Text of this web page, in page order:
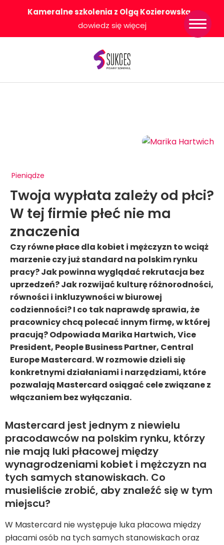
Kameralne szkolenia z Olgą Kozierowską-
dowiedz się więcej
Pieniądze
Twoja wypłata zależy od płci?
W tej firmie płeć nie ma
znaczenia
Czy równe płace dla kobiet i mężczyzn to wciąż
marzenie czy już standard na polskim rynku
pracy? Jak powinna wyglądać rekrutacja bez
uprzedzeń? Jak rozwijać kulturę różnorodności,
równości i inkluzywności w biurowej
codzienności? I co tak naprawdę sprawia, że
pracownicy chcą polecać innym firmę, w której
pracują? Odpowiada Marika Hartwich, Vice
President, People Business Partner, Central
Europe Mastercard. W rozmowie dzieli się
konkretnymi działaniami i narzędziami, które
pozwalają Mastercard osiągać cele związane z
włączaniem bez wyłączania.
Mastercard jest jednym z niewielu
pracodawców na polskim rynku, którzy
nie mają luki płacowej między
wynagrodzeniami kobiet i mężczyzn na
tych samych stanowiskach. Co
musieliście zrobić, aby znaleźć się w tym
miejscu?
W Mastercard nie występuje luka płacowa między
płacami osób na tych samych stanowiskach oraz
Strona główna
Konkurs Sukces